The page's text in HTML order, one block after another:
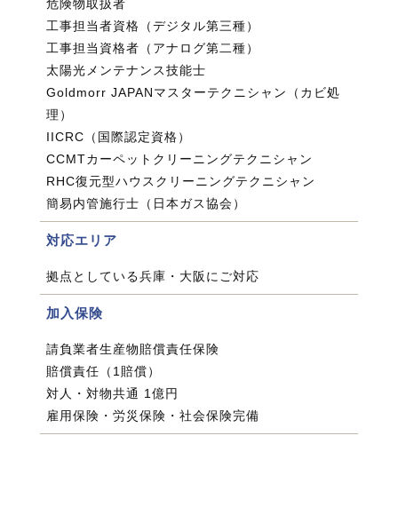
危険物取扱者
工事担当者資格（デジタル第三種）
工事担当資格者（アナログ第二種）
太陽光メンテナンス技能士
Goldmorr JAPANマスターテクニシャン（カビ処
理）
IICRC（国際認定資格）
CCMTカーペットクリーニングテクニシャン
RHC復元型ハウスクリーニングテクニシャン
簡易内管施行士（日本ガス協会）
対応エリア
拠点としている兵庫・大阪にご対応
加入保険
請負業者生産物賠償責任保険
賠償責任（1賠償）
対人・対物共通 1億円
雇用保険・労災保険・社会保険完備